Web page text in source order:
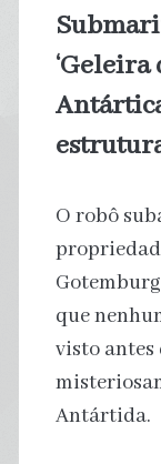
‘Geleira
O robô
que
visto antes
Antártida.